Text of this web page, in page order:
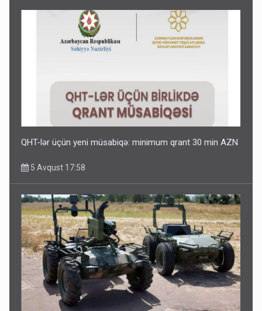
QHT-lər üçün yeni müsabiqə: minimum qrant 30 min AZN
5 Avqust 17:58